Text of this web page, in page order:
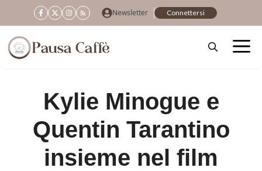
al
contenuto
Newsletter Connettersi
Kylie Minogue e
Quentin Tarantino
insieme nel film